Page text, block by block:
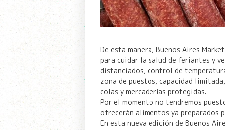
De esta manera, Buenos Aires
para cuidar la salud de feriantes y
distanciados, control de
zona de puestos, capacidad
colas y mercaderías protegidas.
Por el momento no tendremos
ofrecerán alimentos ya preparados
En esta nueva edición de Buenos